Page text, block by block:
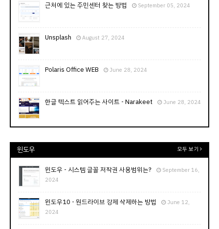
근처에 있는 주민센터 찾는 방법 September 05, 2024
Unsplash August 27, 2024
Polaris Office WEB June 28, 2024
한글 텍스트 읽어주는 사이트 - Narakeet June 28, 2024
윈도우 모두 보기
윈도우 - 시스템 글꼴 저작권 사용범위는?
September 16,
2024
윈도우10 - 원드라이브 강제 삭제하는 방법
June 12,
2024